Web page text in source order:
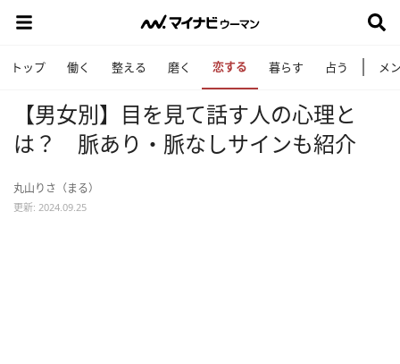
トップ 働く 整える 磨く 恋する 暮らす 占う メ
【男女別】目を見て話す人の心理と
は？ 脈あり・脈なしサインも紹介
丸山りさ（まる）
更新: 2024.09.25